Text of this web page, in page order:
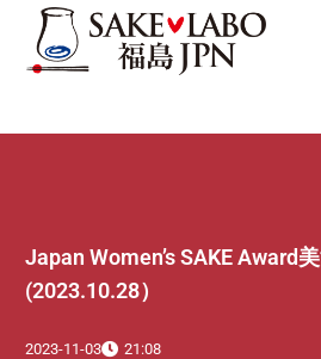
Japan Women’s SAKE Award
(2023.10.28）
2023-11-03 21:08